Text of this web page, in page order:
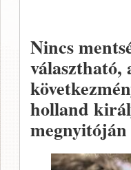
Nincs
választható,
holland